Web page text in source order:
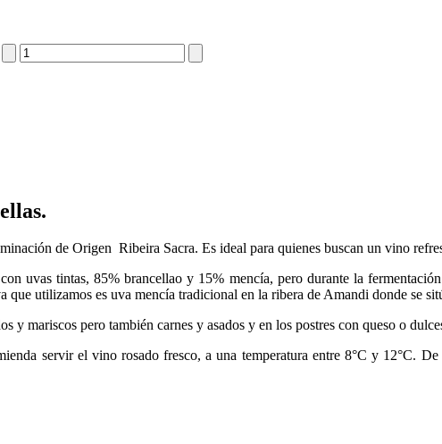
de Origen Ribeira Sacra. Es ideal para quienes buscan un vino
uvas tintas, 85% brancellao y 15% mencía, pero durante la
que utilizamos es uva mencía tradicional en la ribera de Amandi donde se
y mariscos pero también carnes y asados y en los postres con queso o
servir el vino rosado fresco, a una temperatura entre 8°C y 12°C.